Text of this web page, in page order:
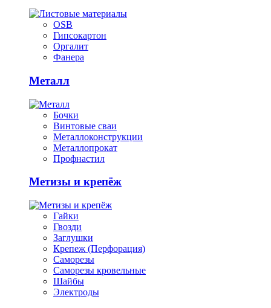
OSB
Гипсокартон
Оргалит
Фанера
Металл
Бочки
Винтовые сваи
Металлоконструкции
Металлопрокат
Профнастил
Метизы и крепёж
Гайки
Гвозди
Заглушки
Крепеж (Перфорация)
Саморезы
Саморезы кровельные
Шайбы
Электроды